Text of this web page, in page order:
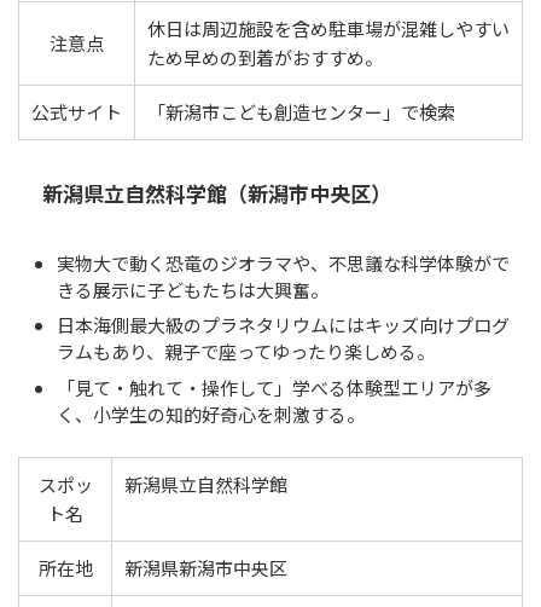
注意点
休日は周辺施設を含め駐車場が混雑しやすい
ため早めの到着がおすすめ。
公式サイト 「新潟市こども創造センター」で検索
新潟県立自然科学館（新潟市中央区）
実物大で動く恐竜のジオラマや、不思議な科学体験がで
きる展示に子どもたちは大興奮。
日本海側最大級のプラネタリウムにはキッズ向けプログ
ラムもあり、親子で座ってゆったり楽しめる。
「見て・触れて・操作して」学べる体験型エリアが多
く、小学生の知的好奇心を刺激する。
スポッ
ト名
新潟県立自然科学館
所在地 新潟県新潟市中央区